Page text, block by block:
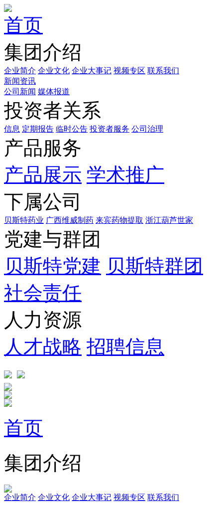
首页
集团介绍
企业简介 企业文化 企业⼤事记 视频专区 联系我们
新闻资讯
公司新闻 媒体报道
投资者关系
信息 定期报告 临时公告 投资者服务 公司治理
产品服务
产品展示 学术推广
下属公司
贝斯特药业 广西维威制药 来宾药物提取 浙江葫芦世家
党建与群团
贝斯特党建 贝斯特群团
社会责任
人力资源
人才战略 招聘信息
首页
集团介绍
企业简介 企业文化 企业⼤事记 视频专区 联系我们